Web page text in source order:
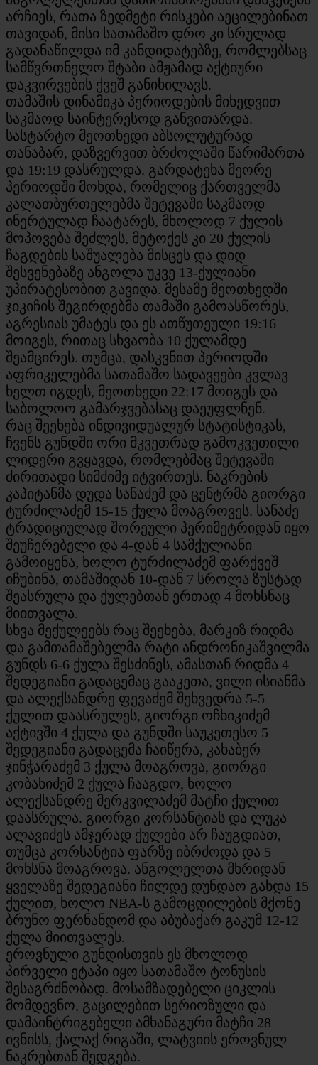
არჩიეს, რათა ზედმეტი რისკები აეცილებინათ
თავიდან, მისი სათამაშო დრო კი სრულად
გადანაწილდა იმ კანდიდატებზე, რომლებსაც
სამწვრთნელო შტაბი ამჟამად აქტიური
დაკვირვების ქვეშ განიხილავს.
თამაშის დინამიკა პერიოდების მიხედვით
საკმაოდ საინტერესოდ განვითარდა.
სასტარტო მეოთხედი აბსოლუტურად
თანაბარ, დაზვერვით ბრძოლაში წარიმართა
და 19:19 დასრულდა. გარდატეხა მეორე
პერიოდში მოხდა, რომელიც ქართველმა
კალათბურთელებმა შეტევაში საკმაოდ
ინერტულად ჩაატარეს, მხოლოდ 7 ქულის
მოპოვება შეძლეს, მეტოქეს კი 20 ქულის
ჩაგდების საშუალება მისცეს და დიდ
შესვენებაზე ანგოლა უკვე 13-ქულიანი
უპირატესობით გავიდა. მესამე მეოთხედში
ჯიკიჩის შეგირდებმა თამაში გამოასწორეს,
აგრესიას უმატეს და ეს ათწუთეული 19:16
მოიგეს, რითაც სხვაობა 10 ქულამდე
შეამცირეს. თუმცა, დასკვნით პერიოდში
აფრიკელებმა სათამაშო სადავეები კვლავ
ხელთ იგდეს, მეოთხედი 22:17 მოიგეს და
საბოლოო გამარჯვებასაც დაეუფლნენ.
რაც შეეხება ინდივიდუალურ სტატისტიკას,
ჩვენს გუნდში ორი მკვეთრად გამოკვეთილი
ლიდერი გვყავდა, რომლებმაც შეტევაში
ძირითადი სიმძიმე იტვირთეს. ნაკრების
კაპიტანმა დუდა სანაძემ და ცენტრმა გიორგი
ტურძილაძემ 15-15 ქულა მოაგროვეს. სანაძე
ტრადიციულად შორეული პერიმეტრიდან იყო
შეუჩერებელი და 4-დან 4 სამქულიანი
გამოიყენა, ხოლო ტურძილაძემ ფარქვეშ
იჩუბინა, თამაშიდან 10-დან 7 სროლა ზუსტად
შეასრულა და ქულებთან ერთად 4 მოხსნაც
მიითვალა.
სხვა მექულეებს რაც შეეხება, მარკიზ რიდმა
და გამთამაშებელმა რატი ანდრონიკაშვილმა
გუნდს 6-6 ქულა შესძინეს, ამასთან რიდმა 4
შედეგიანი გადაცემაც გააკეთა, ვილი ისიანმა
და ალექსანდრე ფევაძემ შეხვედრა 5-5
ქულით დაასრულეს, გიორგი ოჩხიკიძემ
აქტივში 4 ქულა და გუნდში საუკეთესო 5
შედეგიანი გადაცემა ჩაიწერა, კახაბერ
ჯინჭარაძემ 3 ქულა მოაგროვა, გიორგი
კობახიძემ 2 ქულა ჩააგდო, ხოლო
ალექსანდრე მერკვილაძემ მატჩი ქულით
დაასრულა. გიორგი კორსანტიას და ლუკა
ალავიძეს ამჯერად ქულები არ ჩაუგდიათ,
თუმცა კორსანტია ფარზე იბრძოდა და 5
მოხსნა მოაგროვა. ანგოლელთა მხრიდან
ყველაზე შედეგიანი ჩილდე დუნდაო გახდა 15
ქულით, ხოლო NBA-ს გამოცდილების მქონე
ბრუნო ფერნანდომ და აბუბაქარ გაკუმ 12-12
ქულა მიითვალეს.
ეროვნული გუნდისთვის ეს მხოლოდ
პირველი ეტაპი იყო სათამაშო ტონუსის
შესაგრძნობად. მოსამზადებელი ციკლის
მომდევნო, გაცილებით სერიოზული და
დამაინტრიგებელი ამხანაგური მატჩი 28
ივნისს, ქალაქ რიგაში, ლატვიის ეროვნულ
ნაკრებთან შედგება.